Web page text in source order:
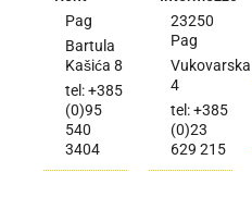
Pag
Bartula
Kašića 8
tel: +385
(0)95
540
3404
23250
Pag
Vukovarska
4
tel: +385
(0)23
629 215